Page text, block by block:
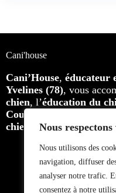
Nous
Nous utilisons des
navigation, diffuser
analyser notre trafic.
consentez à notre
Cani'house
Cani’House, éducateur
Yvelines (78), vous
chien, l’éducation du
Cours individuels, cours
chiens adultes, toutes